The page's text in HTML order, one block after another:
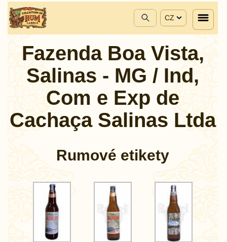
CZ
Fazenda Boa Vista,
Salinas - MG / Ind,
Com e Exp de
Cachaça Salinas Ltda
Rumové etikety